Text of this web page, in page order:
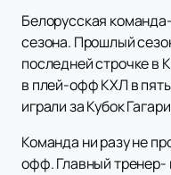
Белорусская
сезона. Прошлый
последней строчке в
в плей-офф КХЛ в
играли за Кубок
Команда ни разу не
офф. Главный тренер-